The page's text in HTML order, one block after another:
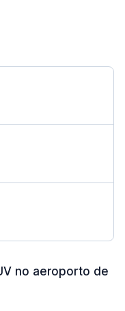
no aeroporto de